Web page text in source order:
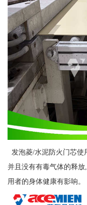
发泡菱/水泥防火门芯使
并且没有有毒气体的释
用者的身体健康有影响。